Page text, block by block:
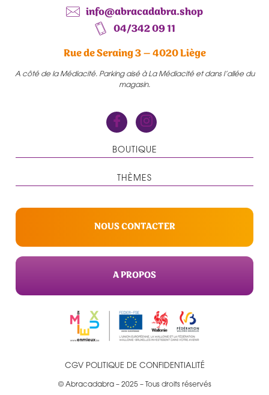
info@abracadabra.shop
04/342 09 11
Rue de Seraing 3 – 4020 Liège
A côté de la Médiacité. Parking aisé à La Médiacité et dans l’allée du
magasin.
BOUTIQUE
THÈMES
NOUS CONTACTER
A PROPOS
CGV POLITIQUE DE CONFIDENTIALITÉ
© Abracadabra – 2025 – Tous droits réservés